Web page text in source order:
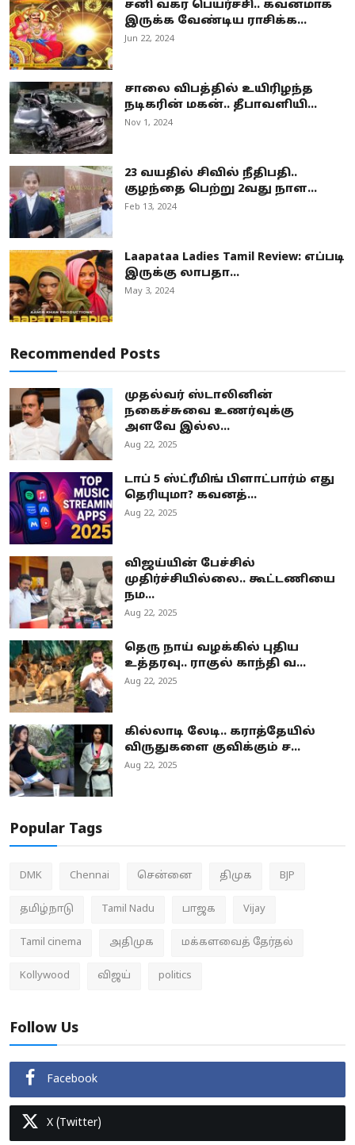
சனி வக்ர பெயர்ச்சி.. கவனமாக
இருக்க வேண்டிய ராசிக்க...
Jun 22, 2024
சாலை விபத்தில் உயிரிழந்த
நடிகரின் மகன்.. தீபாவளியி...
Nov 1, 2024
23 வயதில் சிவில் நீதிபதி..
குழந்தை பெற்று 2வது நாள...
Feb 13, 2024
Laapataa Ladies Tamil Review: எப்படி
இருக்கு லாபதா...
May 3, 2024
Recommended Posts
முதல்வர் ஸ்டாலினின்
நகைச்சுவை உணர்வுக்கு
அளவே இல்ல...
Aug 22, 2025
டாப் 5 ஸ்ட்ரீமிங் பிளாட்பார்ம் எது
தெரியுமா? கவனத்...
Aug 22, 2025
விஜய்யின் பேச்சில்
முதிர்ச்சியில்லை.. கூட்டணியை
நம...
Aug 22, 2025
தெரு நாய் வழக்கில் புதிய
உத்தரவு.. ராகுல் காந்தி வ...
Aug 22, 2025
கில்லாடி லேடி.. கராத்தேயில்
விருதுகளை குவிக்கும் ச...
Aug 22, 2025
Popular Tags
DMK Chennai சென்னை திமுக BJP
தமிழ்நாடு Tamil Nadu பாஜக Vijay
Tamil cinema அதிமுக மக்களவைத் தேர்தல்
Kollywood விஜய் politics
Follow Us
Facebook
X (Twitter)